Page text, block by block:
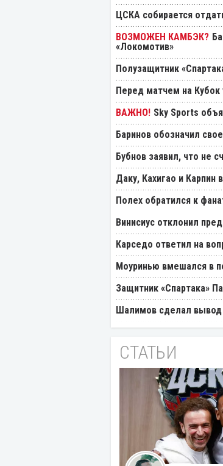
ЦСКА собирается
«Локомотив»
Полузащитник
Перед матчем на
Sky Sports
Баринов обозначил
Бубнов заявил, что не
Даку, Кахигао и Карпин
Полех обратился к
Винисиус отклонил
Карседо ответил на
Моуринью вмешался в
Защитник «Спартака»
Шалимов сделал вывод
СТАТЬИ